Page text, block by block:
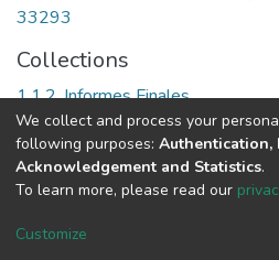
33293
Collections
1.1.2. Informes Finales
Full item page
DSpace software copyright
Cookie
We collect and process your
following purposes: Authentication,
Acknowledgement and Statistics.
To learn more, please read our
Customize